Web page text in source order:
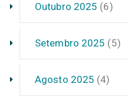
Outubro 2025 (6)
Setembro 2025 (5)
Agosto 2025 (4)